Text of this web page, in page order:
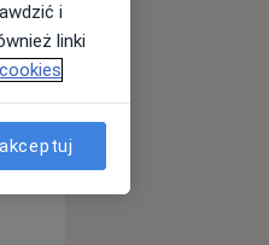
Czw,
13 Sie
i
linki